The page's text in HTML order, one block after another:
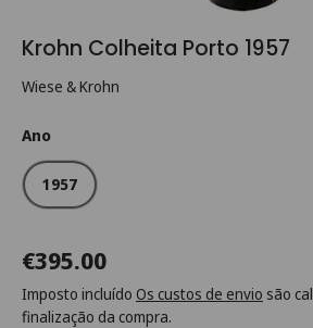
Krohn Colheita Porto 1957
Wiese & Krohn
Ano
1957
€395.00
Imposto incluído Os custos de envio são
finalização da compra.